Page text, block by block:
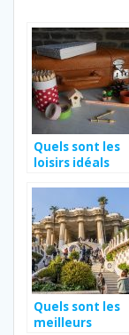
Quels sont les
loisirs idéals
pendant les
vacances ?
Quels sont les
meilleurs